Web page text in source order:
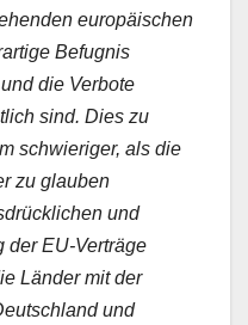
europäischen
Befugnis
die Verbote
sind. Dies zu
schwieriger, als die
zu glauben
und
der EU-Verträge
Länder mit der
und